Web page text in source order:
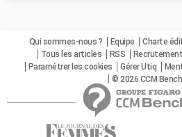
Qui sommes-nous ? Equipe Charte
Tous les articles
RSS Recrutement
Paramétrer les cookies
Gérer Utiq
© 2026 CCM